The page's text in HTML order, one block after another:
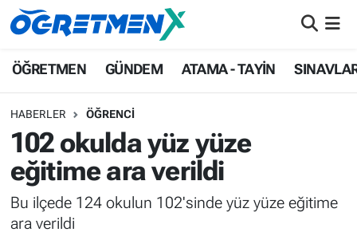
ÖĞRETMEN GÜNDEM ATAMA - TAYİN
HABERLER ÖĞRENCİ
102 okulda yüz yüze
eğitime ara verildi
Bu ilçede 124 okulun 102'sinde yüz yüze eğitime
ara verildi
ÖĞRETMEN
ATAMA - TAYİN
SINAVLAR
HAYATIN İÇİNDEN
İstanbul Nöbetçi Eczaneler
İstanbul Namaz Vakitleri
İstanbul Trafik Yoğunluk Haritası
Süper Lig Puan Durumu ve Fikstür